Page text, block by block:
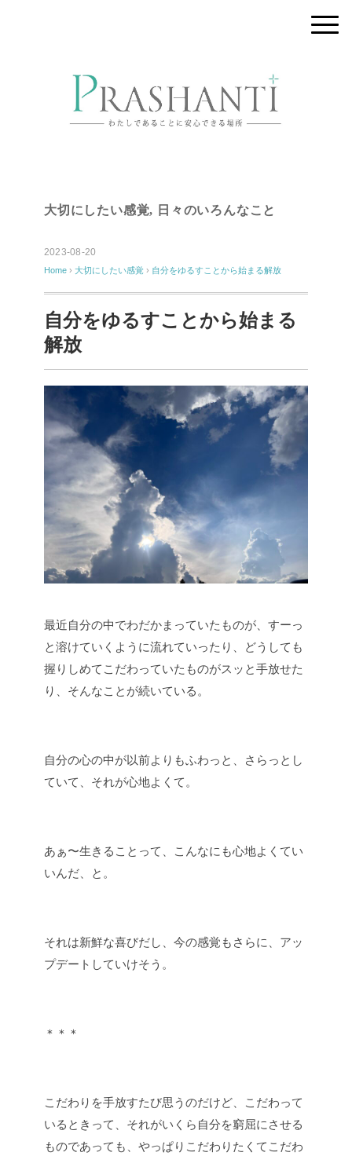
大切にしたい感覚, 日々のいろんなこと
2023-08-20
Home › 大切にしたい感覚 › 自分をゆるすことから始まる解放
自分をゆるすことから始まる
解放
最近自分の中でわだかまっていたものが、すーっ
と溶けていくように流れていったり、どうしても
握りしめてこだわっていたものがスッと手放せた
り、そんなことが続いている。
自分の心の中が以前よりもふわっと、さらっとし
ていて、それが心地よくて。
あぁ〜生きることって、こんなにも心地よくてい
いんだ、と。
それは新鮮な喜びだし、今の感覚もさらに、アッ
プデートしていけそう。
＊＊＊
こだわりを手放すたび思うのだけど、こだわって
いるときって、それがいくら自分を窮屈にさせる
ものであっても、やっぱりこだわりたくてこだわ